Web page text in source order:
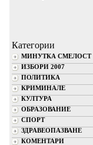
Категории
МИНУТКА СМЕЛОСТ
ИЗБОРИ 2007
ПОЛИТИКА
КРИМИНАЛЕ
КУЛТУРА
ОБРАЗОВАНИЕ
СПОРТ
ЗДРАВЕОПАЗВАНЕ
КОМЕНТАРИ